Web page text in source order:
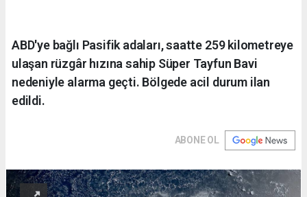
ABD'ye bağlı Pasifik adaları, saatte 259 kilometreye
ulaşan rüzgâr hızına sahip Süper Tayfun Bavi
nedeniyle alarma geçti. Bölgede acil durum ilan
edildi.
ABONE OL